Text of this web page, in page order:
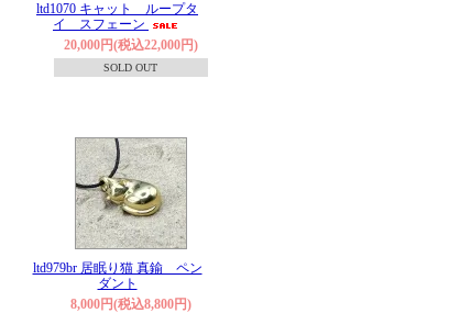
ltd1070 キャット ループタ
イ スフェーン
20,000円(税込22,000円)
SOLD OUT
ltd979br 居眠り猫 真鍮 ペン
ダント
8,000円(税込8,800円)